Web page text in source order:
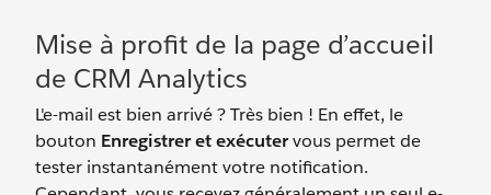
Mise à profit de la page d’accueil
de CRM Analytics
L'e-mail est bien arrivé ? Très bien ! En effet, le
bouton Enregistrer et exécutervous permet de
tester instantanément votre notification.